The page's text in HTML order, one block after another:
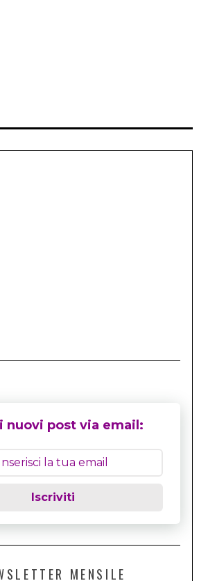
nuovi post via email:
Iscriviti
MENSILE